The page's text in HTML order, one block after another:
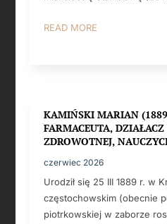
READ MORE
KAMIŃSKI MARIAN
FARMACEUTA,
ZDROWOTNEJ,
czerwiec 2026
Urodził się 25 III 1889 r. w
częstochowskim (obecnie
piotrkowskiej w zaborze